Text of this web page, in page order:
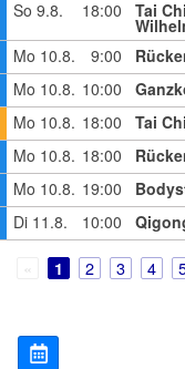
So 9.8.
18:00 Tai
Mo 10.8. 9:00
Mo 10.8. 10:00
Mo 10.8. 18:00 Tai
Mo 10.8. 18:00
Mo 10.8. 19:00
Di 11.8.
10:00
1 2 3 4